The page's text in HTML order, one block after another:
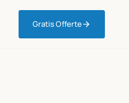
Gratis Offerte